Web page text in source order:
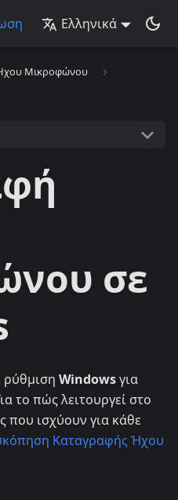
Ελληνικά
Μικροφώνου
σε
ρύθμιση Windowsγια
το πώς λειτουργεί στο
που ισχύουν για κάθε
Καταγραφής Ήχου